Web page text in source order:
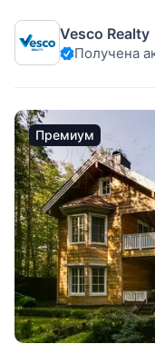
поселков - Коттон
верхней одежды,
Vesco Realty
Получена
Премиум